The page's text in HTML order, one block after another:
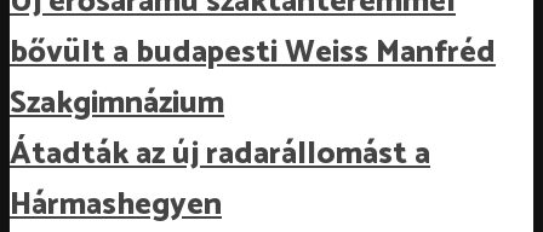
bővült a budapesti Weiss Manfréd
Szakgimnázium
Átadták az új radarállomást a
Hármashegyen